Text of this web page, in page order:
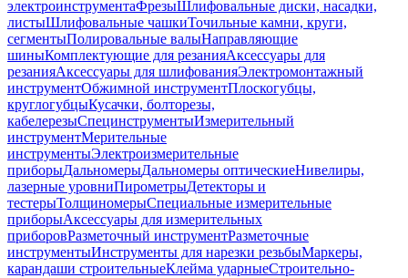
электроинструментаФрезыШлифовальные диски, насадки,
листыШлифовальные чашкиТочильные камни, круги,
сегментыПолировальные валыНаправляющие
шиныКомплектующие для резанияАксессуары для
резанияАксессуары для шлифованияЭлектромонтажный
инструментОбжимной инструментПлоскогубцы,
круглогубцыКусачки, болторезы,
кабелерезыСпецинструментыИзмерительный
инструментМерительные
инструментыЭлектроизмерительные
приборыДальномерыДальномеры оптическиеНивелиры,
лазерные уровниПирометрыДетекторы и
тестерыТолщиномерыСпециальные измерительные
приборыАксессуары для измерительных
приборовРазметочный инструментРазметочные
инструментыИнструменты для нарезки резьбыМаркеры,
карандаши строительныеКлейма ударныеСтроительно-